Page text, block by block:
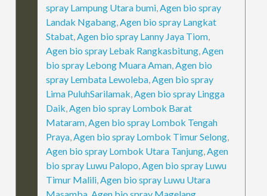
spray Lampung Utara bumi,Agen bio spray
Landak Ngabang,Agen bio spray Langkat
Stabat,Agen bio spray Lanny Jaya Tiom,
Agen bio spray Lebak Rangkasbitung,Agen
bio spray Lebong Muara Aman,Agen bio
spray Lembata Lewoleba,Agen bio spray
Lima PuluhSarilamak,Agen bio spray Lingga
Daik,Agen bio spray Lombok Barat
Mataram,Agen bio spray Lombok Tengah
Praya,Agen bio spray Lombok Timur Selong,
Agen bio spray Lombok Utara Tanjung,Agen
bio spray Luwu Palopo,Agen bio spray Luwu
Timur Malili,Agen bio spray Luwu Utara